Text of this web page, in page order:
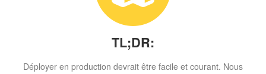
TL;DR:
Déployer en production devrait être facile et courant. Nous